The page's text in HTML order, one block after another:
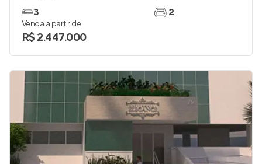
3
2
Venda a partir de
R$ 2.447.000